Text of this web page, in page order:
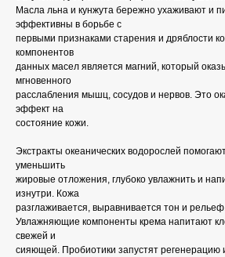
Масла льна и кунжута бережно ухаживают и
эффективны в борьбе с
первыми признаками старения и дряблости
компонентов
данных масел является магний, который
мгновенного
расслабления мышц, сосудов и нервов. Это
эффект на
состояние кожи.
Экстракты океанических водорослей
уменьшить
жировые отложения, глубоко увлажнить и
изнутри. Кожа
разглаживается, выравнивается тон и
Увлажняющие компоненты крема напитают
свежей и
сияющей. Пробиотики запустят регенерацию